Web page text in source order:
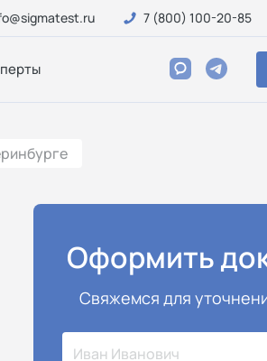
7 (800) 100-20-85
Оформить
Свяжемся для